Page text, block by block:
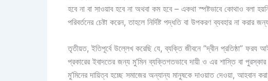
হবে না বা সাওয়াব হবে না অথবা কম হবে – একথা স্পষ্টভাবে কোথাও বলা
পরিবর্তনের চেষ্টা করেন, তাহলে নির্দিষ্ট পদ্ধতি বা উপকরণ ব্যবহার না
তৃতীয়ত, ইতিপূর্বে উল্লেখ করেছি যে, ব্যক্তি জীবনে ”দ্বীন প্রতিষ্ঠা” ফরয
প্রকারের ইবাদতের জন্য মু’মিন ব্যক্তিগতভাবে দায়ী ও এর শাস্তি বা
মু’মিনের দায়িত্ব হচ্ছে সমাজের অন্যান্য মানুষকে দাওয়াত দেওয়া, আহবান